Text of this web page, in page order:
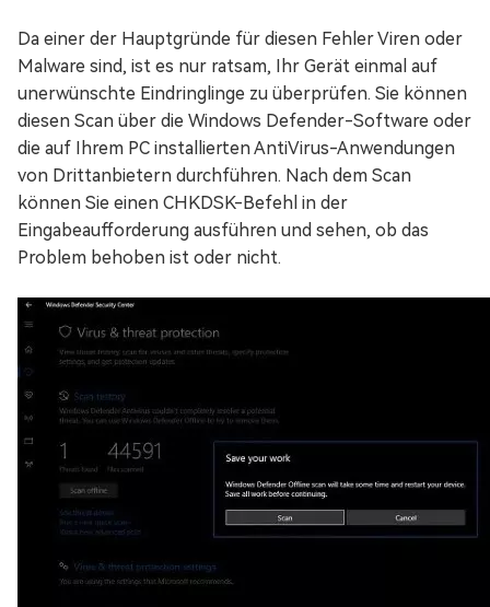
Da einer der Hauptgründe für diesen Fehler Viren oder
Malware sind, ist es nur ratsam, Ihr Gerät einmal auf
unerwünschte Eindringlinge zu überprüfen. Sie können
diesen Scan über die Windows Defender-Software oder
die auf Ihrem PC installierten AntiVirus-Anwendungen
von Drittanbietern durchführen. Nach dem Scan
können Sie einen CHKDSK-Befehl in der
Eingabeaufforderung ausführen und sehen, ob das
Problem behoben ist oder nicht.